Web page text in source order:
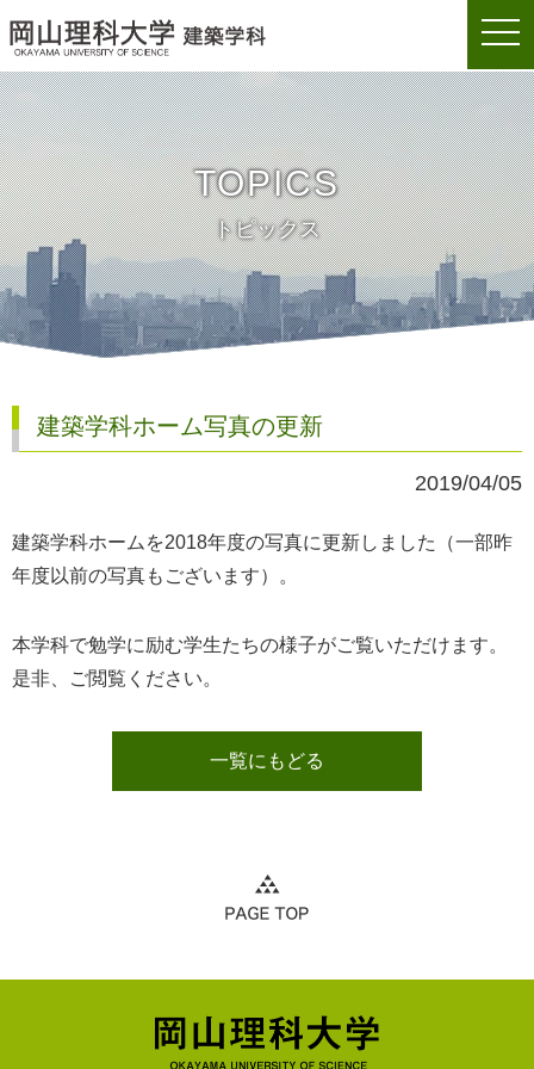
TOPICS
トピックス
建築学科ホーム写真の更新
2019/04/05
建築学科ホームを2018年度の写真に更新しました（一部昨
年度以前の写真もございます）。
本学科で勉学に励む学生たちの様子がご覧いただけます。
是非、ご閲覧ください。
一覧にもどる